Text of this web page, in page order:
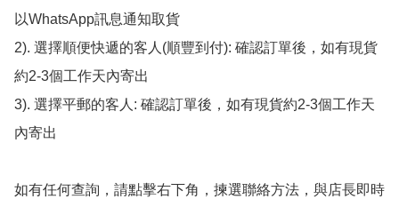
以WhatsApp訊息通知取貨
2). 選擇順便快遞的客人(順豐到付): 確認訂單後，如有現貨
約2-3個工作天內寄出
3). 選擇平郵的客人: 確認訂單後，如有現貨約2-3個工作天
內寄出
如有任何查詢，請點擊右下角，揀選聯絡方法，與店長即時